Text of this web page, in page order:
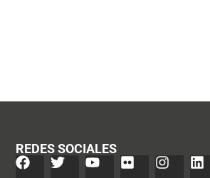
REDES SOCIALES